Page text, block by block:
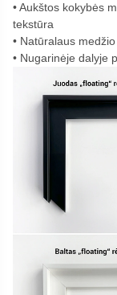
Aukštos kokybės
tekstūra
Natūralaus
Nugarinėje dalyje